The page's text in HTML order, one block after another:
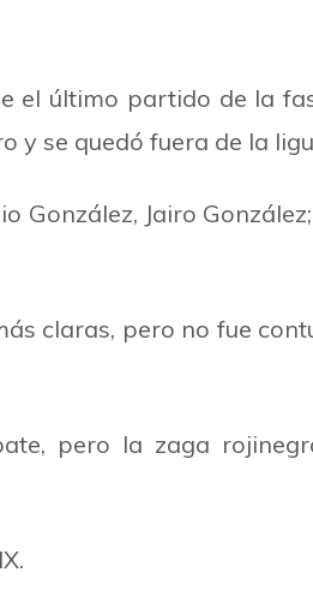
el último partido de la
y se quedó fuera de la
González, Jairo
claras, pero no fue
pero la zaga